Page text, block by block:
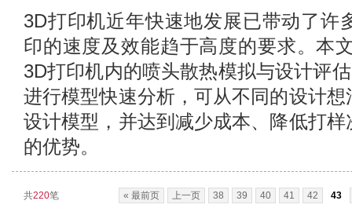
3D打印机近年快速地发展已带动了许
印的速度及效能趋于高度的要求。本
3D打印机内的喷头散热模拟与设计评
进行模型快速分析，可从不同的设计
设计模型，并达到减少成本、降低打
的优势。
共220笔 « 最前页 上一页 38 39 40 41 42 43